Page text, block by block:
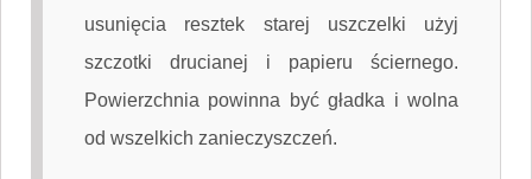
usunięcia resztek starej uszczelki użyj
szczotki drucianej i papieru ściernego.
Powierzchnia powinna być gładka i wolna
od wszelkich zanieczyszczeń.